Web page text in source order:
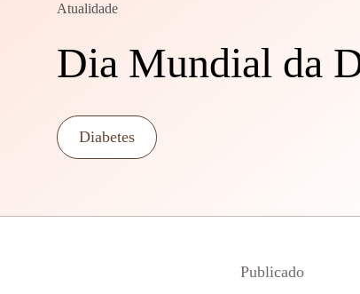
Atualidade
Dia Mundial da
Diabetes
Publicado